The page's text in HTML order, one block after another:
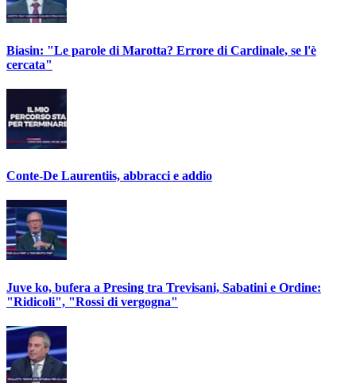
Biasin: "Le parole di Marotta? Errore di Cardinale, se l'è
cercata"
Conte-De Laurentiis, abbracci e addio
Juve ko, bufera a Presing tra Trevisani, Sabatini e Ordine:
"Ridicoli", "Rossi di vergogna"